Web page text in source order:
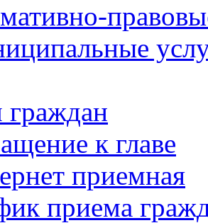
к главе
приемная
приема